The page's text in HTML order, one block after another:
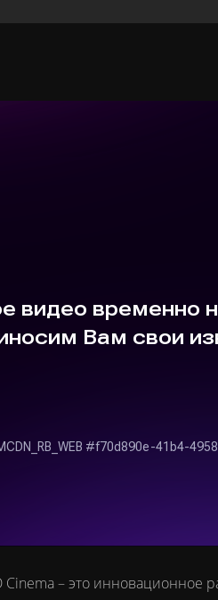
– это инновационное